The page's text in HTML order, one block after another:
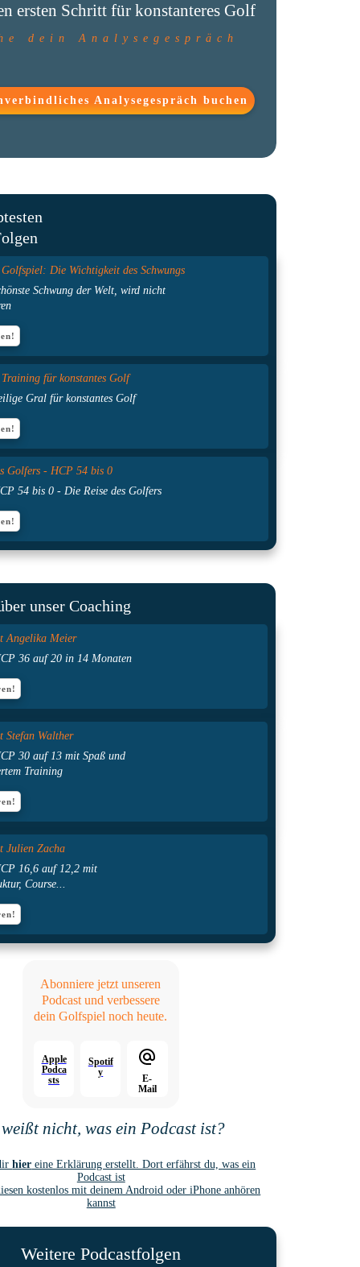
ersten Schritt für konstanteres Golf
dein Analysegespräch
Analysegespräch buchen
Die Wichtigkeit des Schwungs
Schwung der Welt, wird nicht
Trainingfür konstantes Golf
Gral für konstantes Golf
Golfers - HCP 54 bis 0
54 bis 0 - Die Reise des Golfers
unser Coaching
Angelika Meier
36 auf 20 in 14 Monaten
Stefan Walther
30 auf 13 mit Spaß und
Training
Julien Zacha
16,6 auf 12,2 mit
Course...
Abonniere jetzt unseren
Podcast und verbessere
dein Golfspiel noch heute.
Apple
Podca
sts
Spotif
y
E-
Mail
nicht, was ein Podcast ist?
hier eine Erklärung erstellt. Dort erfährst du, was ein
Podcast ist
kostenlos mit deinem Android oder iPhone anhören
kannst
Weitere Podcastfolgen